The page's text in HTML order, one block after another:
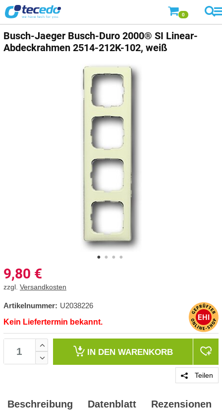
0
Busch-Jaeger Busch-Duro 2000® SI Linear-
Abdeckrahmen 2514-212K-102, weiß
9,80 €
zzgl. Versandkosten
Artikelnummer: U2038226
Kein Liefertermin bekannt.
IN DEN WARENKORB
Teilen
Beschreibung Datenblatt Rezensionen